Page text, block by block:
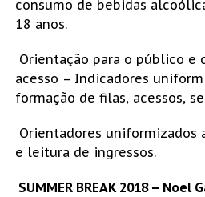
consumo de bebidas
18 anos.
Orientação para o público e
acesso – Indicadores
formação de filas, acessos,
Orientadores uniformizados
e leitura de ingressos.
SUMMER BREAK 2018 – Noel